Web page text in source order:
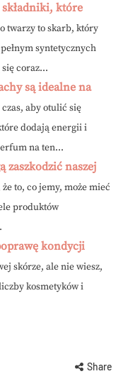
składniki, które
twarzy to skarb, który
syntetycznych
coraz...
są idealne na
aby otulić się
dodają energii i
na ten...
zaszkodzić naszej
to, co jemy, może mieć
produktów
kondycji
skórze, ale nie wiesz,
kosmetyków i
Share